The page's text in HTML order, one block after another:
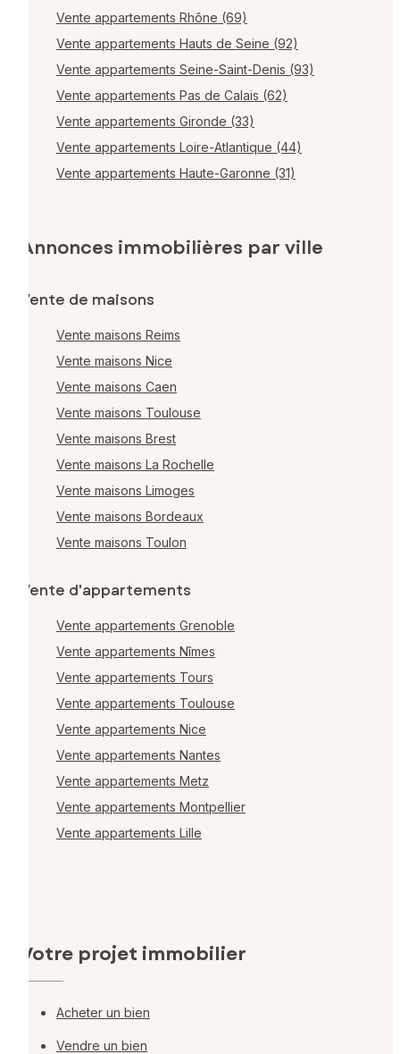
Vente appartements Rhône (69)
Vente appartements Hauts de Seine (92)
Vente appartements Seine-Saint-Denis (93)
Vente appartements Pas de Calais (62)
Vente appartements Gironde (33)
Vente appartements Loire-Atlantique (44)
Vente appartements Haute-Garonne (31)
Annonces immobilières par ville
Vente de maisons
Vente maisons Reims
Vente maisons Nice
Vente maisons Caen
Vente maisons Toulouse
Vente maisons Brest
Vente maisons La Rochelle
Vente maisons Limoges
Vente maisons Bordeaux
Vente maisons Toulon
Vente d'appartements
Vente appartements Grenoble
Vente appartements Nîmes
Vente appartements Tours
Vente appartements Toulouse
Vente appartements Nice
Vente appartements Nantes
Vente appartements Metz
Vente appartements Montpellier
Vente appartements Lille
Votre projet immobilier
Acheter un bien
Vendre un bien